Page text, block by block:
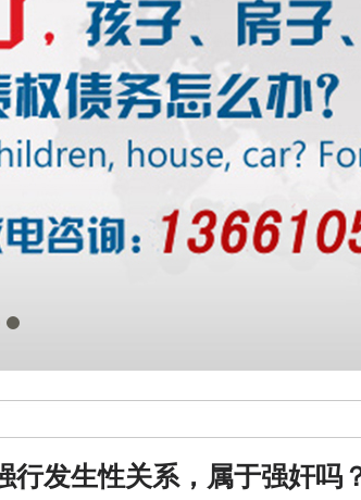
行发生性关系，属于强奸吗